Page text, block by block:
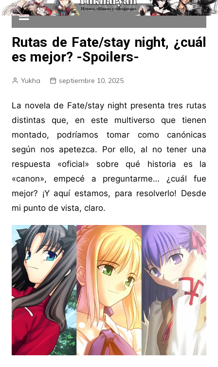
Rutas de Fate/stay night, ¿cuál
es mejor? -Spoilers-
Yukha septiembre 10, 2025
La novela de Fate/stay night presenta tres rutas
distintas que, en este multiverso que tienen
montado, podríamos tomar como canónicas
según nos apetezca. Por ello, al no tener una
respuesta «oficial» sobre qué historia es la
«canon», empecé a preguntarme… ¿cuál fue
mejor? ¡Y aquí estamos, para resolverlo! Desde
mi punto de vista, claro.